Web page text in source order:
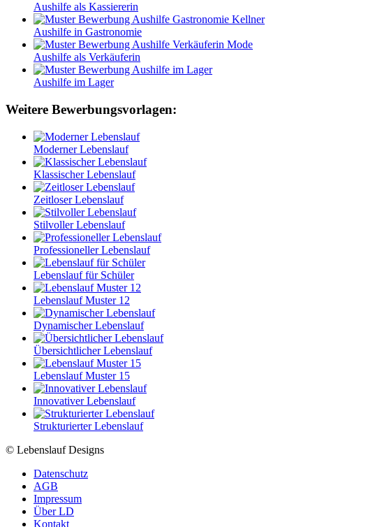
Aushilfe als Kassiererin
Aushilfe in Gastronomie
Aushilfe als Verkäuferin
Aushilfe im Lager
Weitere Bewerbungsvorlagen:
Moderner Lebenslauf
Klassischer Lebenslauf
Zeitloser Lebenslauf
Stilvoller Lebenslauf
Professioneller Lebenslauf
Lebenslauf für Schüler
Lebenslauf Muster 12
Dynamischer Lebenslauf
Übersichtlicher Lebenslauf
Lebenslauf Muster 15
Innovativer Lebenslauf
Strukturierter Lebenslauf
© Lebenslauf Designs
Datenschutz
AGB
Impressum
Über LD
Kontakt